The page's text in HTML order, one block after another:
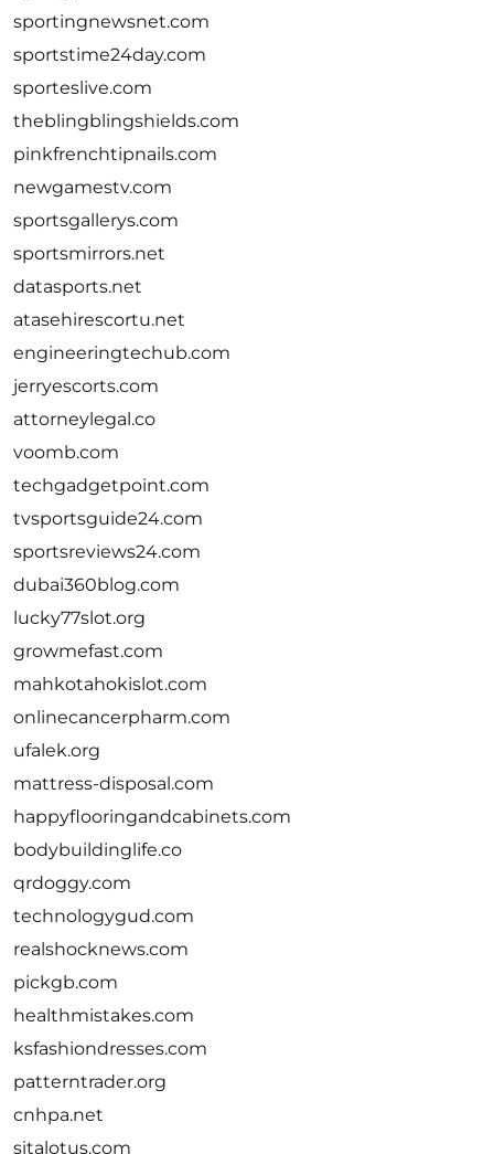
sportingnewsnet.com
sportstime24day.com
sporteslive.com
theblingblingshields.com
pinkfrenchtipnails.com
newgamestv.com
sportsgallerys.com
sportsmirrors.net
datasports.net
atasehirescortu.net
engineeringtechub.com
jerryescorts.com
attorneylegal.co
voomb.com
techgadgetpoint.com
tvsportsguide24.com
sportsreviews24.com
dubai360blog.com
lucky77slot.org
growmefast.com
mahkotahokislot.com
onlinecancerpharm.com
ufalek.org
mattress-disposal.com
happyflooringandcabinets.com
bodybuildinglife.co
qrdoggy.com
technologygud.com
realshocknews.com
pickgb.com
healthmistakes.com
ksfashiondresses.com
patterntrader.org
cnhpa.net
sitalotus.com